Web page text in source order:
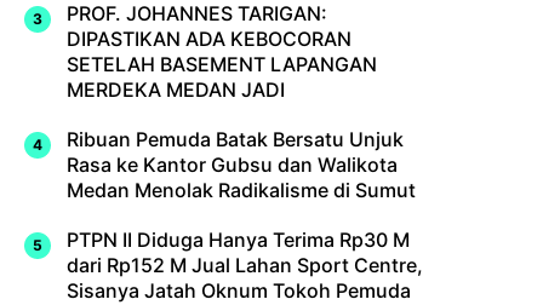
PROF. JOHANNES TARIGAN:
DIPASTIKAN ADA KEBOCORAN
SETELAH BASEMENT LAPANGAN
MERDEKA MEDAN JADI
Ribuan Pemuda Batak Bersatu Unjuk
Rasa ke Kantor Gubsu dan Walikota
Medan Menolak Radikalisme di Sumut
PTPN II Diduga Hanya Terima Rp30 M
dari Rp152 M Jual Lahan Sport Centre,
Sisanya Jatah Oknum Tokoh Pemuda